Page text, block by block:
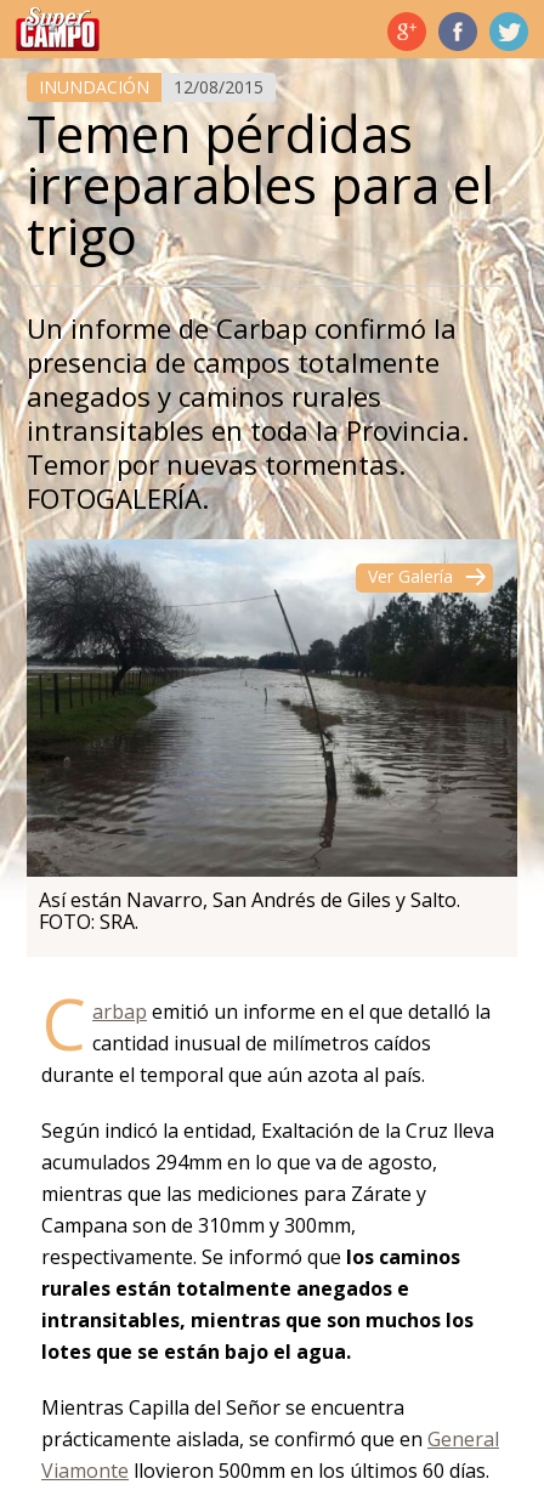
Temas de hoy
INUNDACIÓN 12/08/2015
Temen pérdidas
irreparables para el
trigo
Un informe de Carbap confirmó la
presencia de campos totalmente
anegados y caminos rurales
intransitables en toda la Provincia.
Temor por nuevas tormentas.
FOTOGALERÍA.
Ver Galería
Así están Navarro, San Andrés de Giles y Salto.
FOTO: SRA.
C arbap emitió un informe en el que detalló la
cantidad inusual de milímetros caídos
durante el temporal que aún azota al país.
Según indicó la entidad, Exaltación de la Cruz lleva
acumulados 294mm en lo que va de agosto,
mientras que las mediciones para Zárate y
Campana son de 310mm y 300mm,
respectivamente. Se informó que los caminos
rurales están totalmente anegados e
intransitables, mientras que son muchos los
lotes que se están bajo el agua.
Mientras Capilla del Señor se encuentra
prácticamente aislada, se confirmó que en General
Viamonte llovieron 500mm en los últimos 60 días.